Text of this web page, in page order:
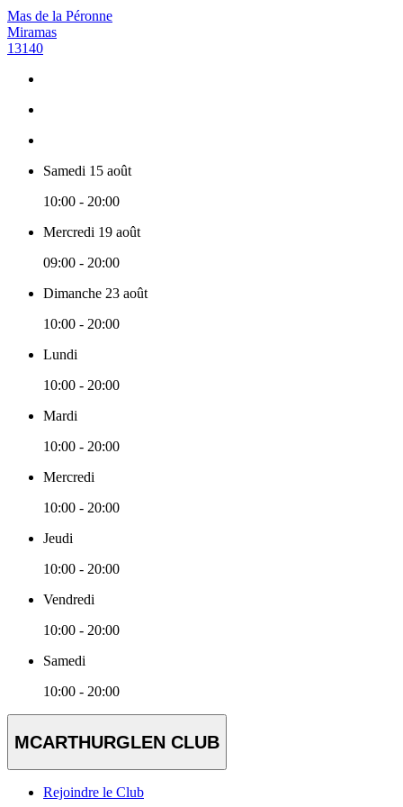
Mas de la Péronne
Miramas
13140
Samedi 15 août
10:00 - 20:00
Mercredi 19 août
09:00 - 20:00
Dimanche 23 août
10:00 - 20:00
Lundi
10:00 - 20:00
Mardi
10:00 - 20:00
Mercredi
10:00 - 20:00
Jeudi
10:00 - 20:00
Vendredi
10:00 - 20:00
Samedi
10:00 - 20:00
MCARTHURGLEN CLUB
Rejoindre le Club